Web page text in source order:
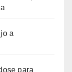
a
para